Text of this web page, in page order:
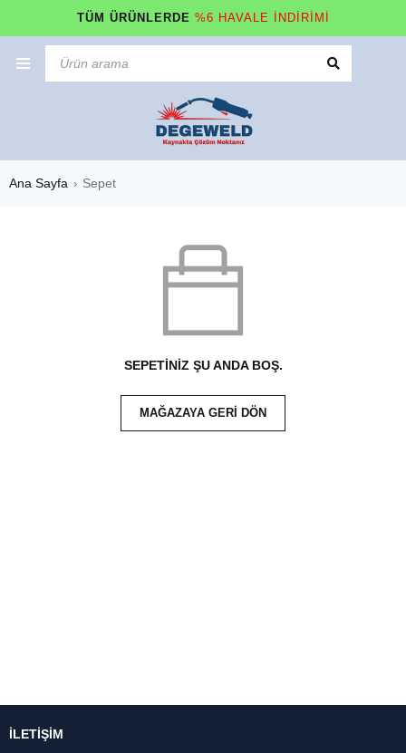
TÜM ÜRÜNLERDE %6 HAVALE İNDİRİMİ
Ana Sayfa › Sepet
SEPETINIZ ŞU ANDA BOŞ.
MAĞAZAYA GERI DÖN
İLETİŞİM